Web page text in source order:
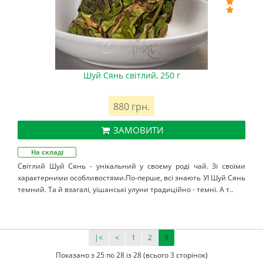
Шуй Сянь світлий, 250 г
880 грн.
ЗАМОВИТИ
На складі
Світлий Шуй Сянь - унікальний у своєму роді чай. Зі своїми
характерними особливостями.По-перше, всі знають УІ Шуй Сянь
темний. Та й взагалі, уішанські улуни традиційно - темні. А т..
|< < 1 2 3
Показано з 25 по 28 із 28 (всього 3 сторінок)